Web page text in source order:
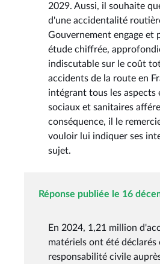
2029. Aussi, il souhaite
d'une accidentalité
Gouvernement engage et
étude chiffrée,
indiscutable sur le coût
accidents de la route en
intégrant tous les aspects
sociaux et sanitaires
conséquence, il le
vouloir lui indiquer ses
sujet.
Réponse publiée le 16
En 2024, 1,21 million
matériels ont été déclarés
responsabilité civile